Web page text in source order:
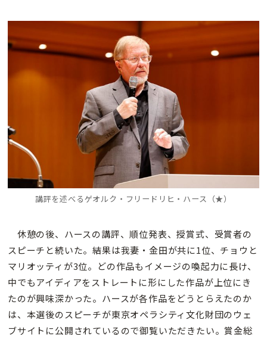
講評を述べるゲオルク・フリードリヒ・ハース（★）
休憩の後、ハースの講評、順位発表、授賞式、受賞者の
スピーチと続いた。結果は我妻・金田が共に1位、チョウと
マリオッティが3位。どの作品もイメージの喚起力に長け、
中でもアイディアをストレートに形にした作品が上位にき
たのが興味深かった。ハースが各作品をどうとらえたのか
は、本選後のスピーチが東京オペラシティ文化財団のウェ
ブサイトに公開されているので御覧いただきたい。賞金総